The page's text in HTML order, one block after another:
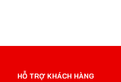
HỖ TRỢ KHÁCH HÀNG